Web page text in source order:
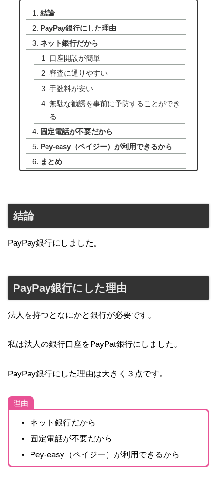
結論
PayPay銀行にした理由
ネット銀行だから
口座開設が簡単
審査に通りやすい
手数料が安い
無駄な勧誘を事前に予防することができ
る
固定電話が不要だから
Pey-easy（ペイジー）が利用できるから
まとめ
結論
PayPay銀行にしました。
PayPay銀行にした理由
法人を持つとなにかと銀行が必要です。
私は法人の銀行口座をPayPat銀行にしました。
PayPay銀行にした理由は大きく３点です。
理由
ネット銀行だから
固定電話が不要だから
Pey-easy（ペイジー）が利用できるから